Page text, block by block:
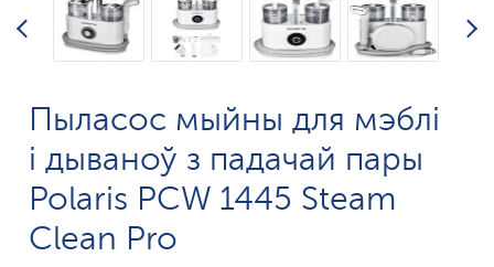
Пыласос мыйны для мэблі
і дываноў з падачай пары
Polaris PCW 1445 Steam
Clean Pro